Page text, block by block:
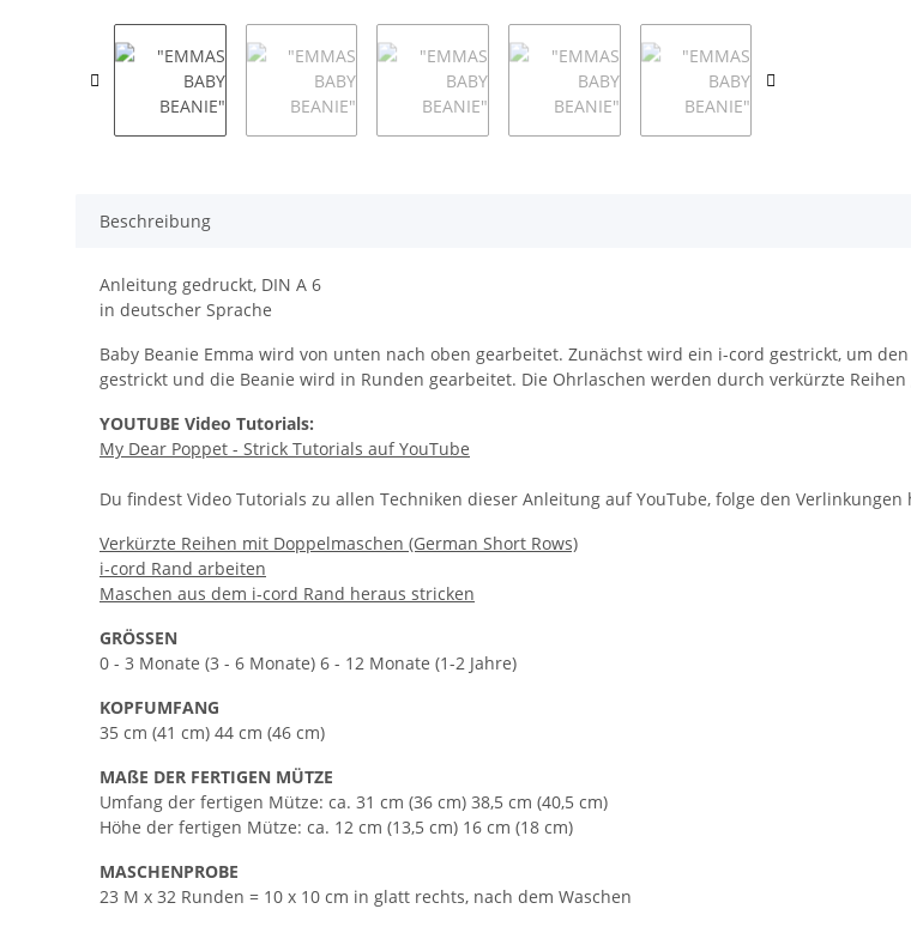
Beschreibung
Anleitung gedruckt, DIN A 6
in deutscher Sprache
Baby Beanie Emma wird von unten nach oben gearbeitet. Zunächst wird ein i-cord gestrickt, um
gestrickt und die Beanie wird in Runden gearbeitet. Die Ohrlaschen werden durch verkürzte
YOUTUBE Video Tutorials:
My Dear Poppet - Strick Tutorials auf YouTube
Du findest Video Tutorials zu allen Techniken dieser Anleitung auf YouTube, folge den
Verkürzte Reihen mit Doppelmaschen (German Short Rows)
i-cord Rand arbeiten
Maschen aus dem i-cord Rand heraus stricken
GRÖSSEN
0 - 3 Monate (3 - 6 Monate) 6 - 12 Monate (1-2 Jahre)
KOPFUMFANG
35 cm (41 cm) 44 cm (46 cm)
MAßE DER FERTIGEN MÜTZE
Umfang der fertigen Mütze: ca. 31 cm (36 cm) 38,5 cm (40,5 cm)
Höhe der fertigen Mütze: ca. 12 cm (13,5 cm) 16 cm (18 cm)
MASCHENPROBE
23 M x 32 Runden = 10 x 10 cm in glatt rechts, nach dem Waschen